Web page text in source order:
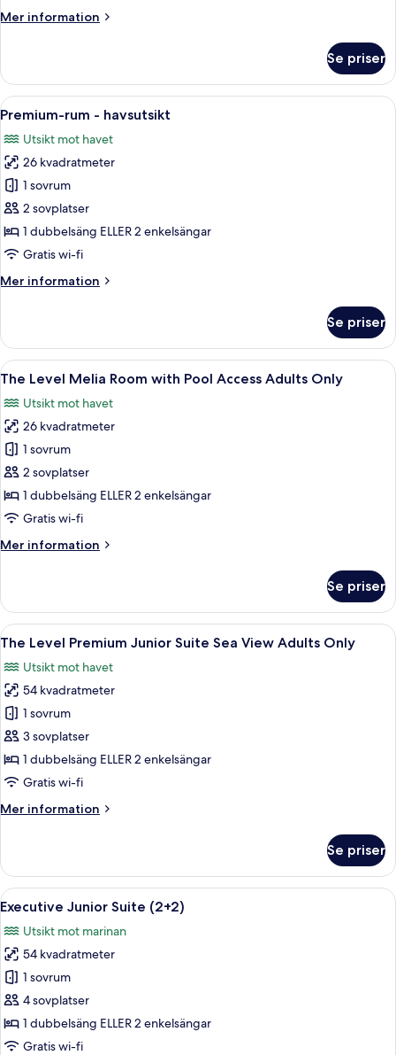
Mer information
Mer
rum
Se priser
Öppna
alla
foton
för
Premium-
rum
-
havsutsikt
Ett hotellrum med två sängar, ett
7
Premium-rum - havsutsikt
Utsikt mot havet
26 kvadratmeter
1 sovrum
2 sovplatser
1 dubbelsäng ELLER 2 enkelsängar
Gratis wi-fi
Mer information
Mer
rum
havsutsikt
Se priser
Öppna
alla
foton
för
The
Level
Melia
Room
Pool
Only
The Level Melia Room with Pool
6
The Level Melia Room with Pool Access Adults Only
Utsikt mot havet
26 kvadratmeter
1 sovrum
2 sovplatser
1 dubbelsäng ELLER 2 enkelsängar
Gratis wi-fi
Mer information
Mer
Level
Melia
Room
Pool
Access
Adults
Only
Se priser
Öppna
alla
foton
för
The
Level
Premium
Junior
Sea
Only
Ett modernt hotellrum med en
15
The Level Premium Junior Suite Sea View Adults Only
Utsikt mot havet
54 kvadratmeter
1 sovrum
3 sovplatser
1 dubbelsäng ELLER 2 enkelsängar
Gratis wi-fi
Mer information
Mer
Level
Premium
Junior
Sea
View
Adults
Only
Se priser
Öppna
alla
foton
för
Executive
Junior
Suite
(2+2)
Sängtillbehör av högsta kvalitet och
8
Executive Junior Suite (2+2)
Utsikt mot marinan
54 kvadratmeter
1 sovrum
4 sovplatser
1 dubbelsäng ELLER 2 enkelsängar
Gratis wi-fi